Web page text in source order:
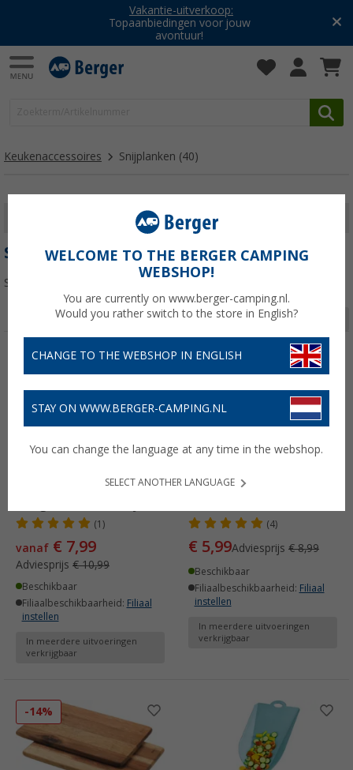
Vakantie-uitverkoop:
Topaanbiedingen voor jouw
avontuur!
Keukenaccessoires Snijplanken (40)
FILTER WEERGEVEN
SNIJPLANKEN
Sorteren:
Pagina 1 van 2
-27%
(1)
vanaf € 7,99
Adviesprijs € 10,99
Beschikbaar
Filiaalbeschikbaarheid: Filiaal
instellen
In meerdere uitvoeringen
verkrijgbaar
-33%
Berger bamboe snijplank
(4)
€ 5,99Adviesprijs € 8,99
Beschikbaar
Filiaalbeschikbaarheid: Filiaal
instellen
In meerdere uitvoeringen
verkrijgbaar
-14%
WELCOME TO THE BERGER CAMPING
WEBSHOP!
You are currently on www.berger-camping.nl.
Would you rather switch to the store in English?
CHANGE TO THE WEBSHOP IN ENGLISH
STAY ON WWW.BERGER-CAMPING.NL
You can change the language at any time in the webshop.
SELECT ANOTHER LANGUAGE